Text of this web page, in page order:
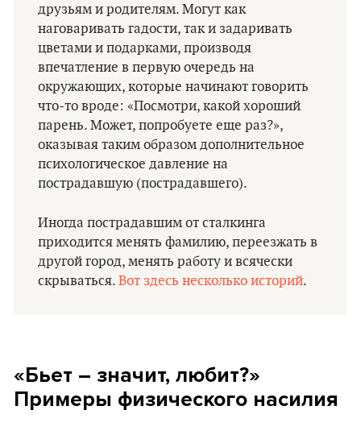
друзьям и родителям. Могут как
наговаривать гадости, так и задаривать
цветами и подарками, производя
впечатление в первую очередь на
окружающих, которые начинают говорить
что-то вроде: «Посмотри, какой хороший
парень. Может, попробуете еще раз?»,
оказывая таким образом дополнительное
психологическое давление на
пострадавшую (пострадавшего).
Иногда пострадавшим от сталкинга
приходится менять фамилию, переезжать в
другой город, менять работу и всячески
скрываться. Вот здесь несколько историй.
«Бьет – значит, любит?»
Примеры физического насилия